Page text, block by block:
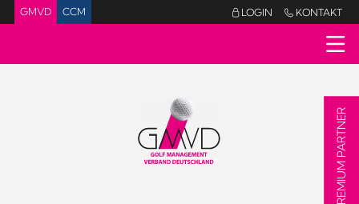
GMVD CCM LOGIN  KONTAKT
PREMIUM PARTNER